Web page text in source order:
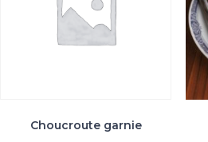
Choucroute garnie